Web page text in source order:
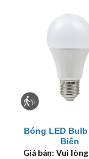
Bóng LED Bulb
Biến
Giá bán: Vui